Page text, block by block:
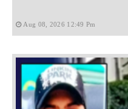
Aug 08, 2026 12:49 Pm